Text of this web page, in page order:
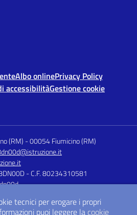
Albo onlinePrivacy Policy
accessibilitàGestione cookie
(RM) -00054 Fiumicino (RM)
- C.F. 80234310581
tecnici per erogare i propri
puoi leggere la cookie